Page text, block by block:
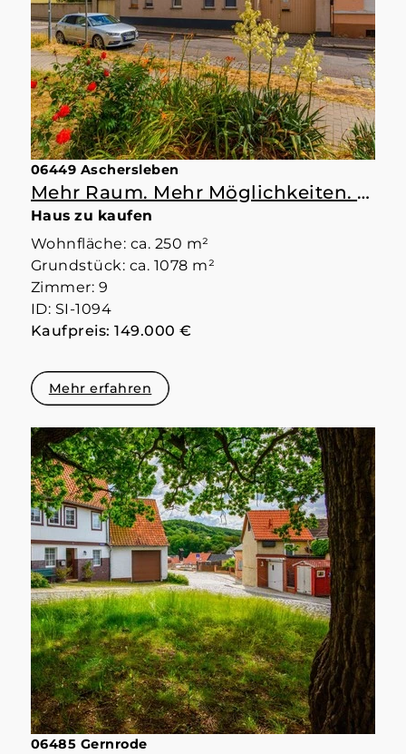
06449 Aschersleben
Mehr Raum. Mehr Möglichkeiten. Mehr Zuhause.
Haus zu kaufen
Wohnfläche: ca. 250 m²
Grundstück: ca. 1078 m²
Zimmer: 9
ID: SI-1094
Kaufpreis: 149.000 €
Mehr erfahren
06485 Gernrode